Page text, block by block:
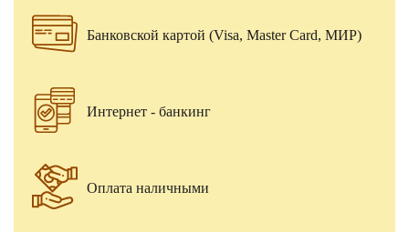
Банковской картой (Visa, Master Card, МИР)
Интернет - банкинг
Оплата наличными